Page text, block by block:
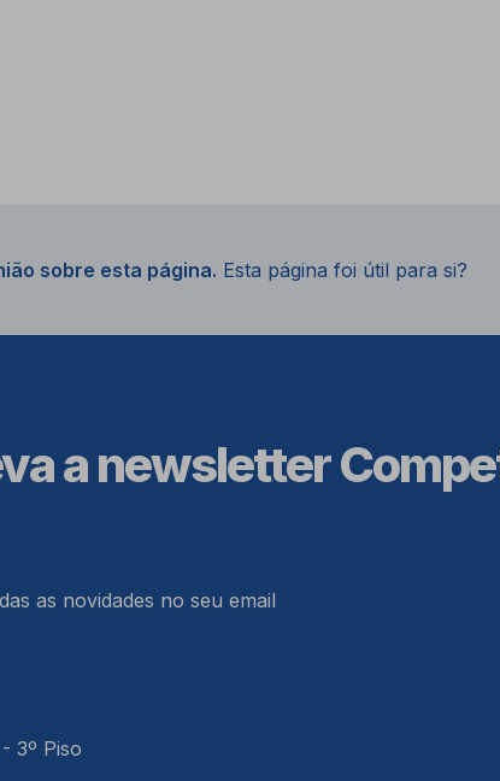
sobre esta página. Esta página foi útil para si?
a newsletter
as novidades no seu email
3º Piso